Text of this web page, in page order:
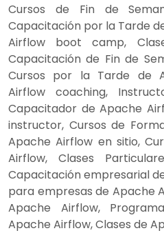
Cursos de Fin de
Capacitación por la Tarde
Airflow boot camp,
Capacitación de Fin de
Cursos por la Tarde de
Airflow coaching,
Capacitador de Apache
instructor, Cursos de
Apache Airflow en sitio,
Airflow, Clases
Capacitación empresarial
para empresas de Apache
Apache Airflow,
Apache Airflow, Clases de